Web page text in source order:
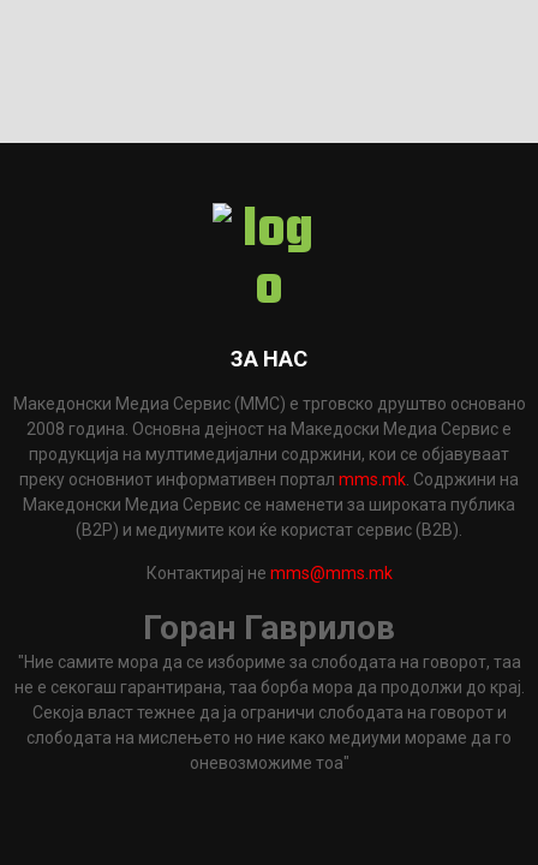
ЗА НАС
Македонски Медиа Сервис (ММС) е трговско друштво основано
2008 година. Основна дејност на Македоски Медиа Сервис е
продукција на мултимедијални содржини, кои се објавуваат
преку основниот информативен портал mms.mk . Содржини на
Македонски Медиа Сервис се наменети за широката публика
(B2P) и медиумите кои ќе користат сервис (B2B).
Контактирај не mms@mms.mk
Горан Гаврилов
"Ние самите мора да се избориме за слободата на говорот, таа
не е секогаш гарантирана, таа борба мора да продолжи до крај.
Секоја власт тежнее да ја ограничи слободата на говорот и
слободата на мислењето но ние како медиуми мораме да го
оневозможиме тоа"